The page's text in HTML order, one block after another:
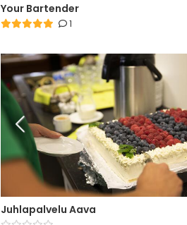
Your Bartender
1
Juhlapalvelu Aava